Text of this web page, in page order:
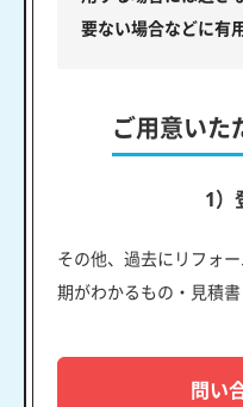
要ない場合などに有用
ご用意いた
1）
その他、過去にリフォ
期がわかるもの・見積書
問い